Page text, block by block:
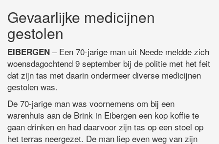
Gevaarlijke medicijnen
gestolen
EIBERGEN – Een 70-jarige man uit Neede meldde zich
woensdagochtend 9 september bij de politie met het feit
dat zijn tas met daarin ondermeer diverse medicijnen
gestolen was.
De 70-jarige man was voornemens om bij een
warenhuis aan de Brink in Eibergen een kop koffie te
gaan drinken en had daarvoor zijn tas op een stoel op
het terras neergezet. De man liep even weg van zijn